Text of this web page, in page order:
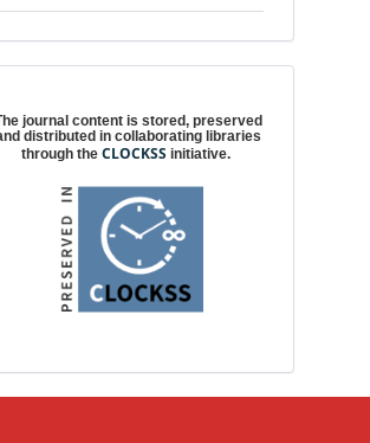
journal content is stored, preserved
distributed in collaborating libraries
through theCLOCKSS initiative.